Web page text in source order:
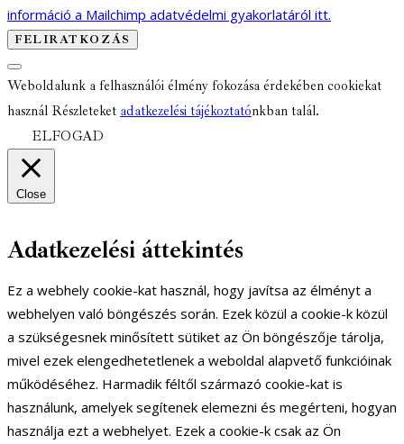
információ a Mailchimp adatvédelmi gyakorlatáról itt.
Weboldalunk a felhasználói élmény fokozása érdekében cookiekat
használ Részleteket adatkezelési tájékoztatónkban talál.
ELFOGAD
Close
Adatkezelési áttekintés
Ez a webhely cookie-kat használ, hogy javítsa az élményt a
webhelyen való böngészés során. Ezek közül a cookie-k közül
a szükségesnek minősített sütiket az Ön böngészője tárolja,
mivel ezek elengedhetetlenek a weboldal alapvető funkcióinak
működéséhez. Harmadik féltől származó cookie-kat is
használunk, amelyek segítenek elemezni és megérteni, hogyan
használja ezt a webhelyet. Ezek a cookie-k csak az Ön